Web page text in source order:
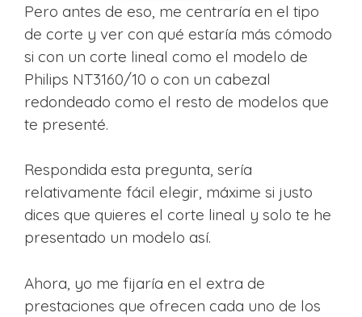
Pero antes de eso, me centraría en el tipo
de corte y ver con qué estaría más cómodo
si con un corte lineal como el modelo de
Philips NT3160/10 o con un cabezal
redondeado como el resto de modelos que
te presenté.
Respondida esta pregunta, sería
relativamente fácil elegir, máxime si justo
dices que quieres el corte lineal y solo te he
presentado un modelo así.
Ahora, yo me fijaría en el extra de
prestaciones que ofrecen cada uno de los